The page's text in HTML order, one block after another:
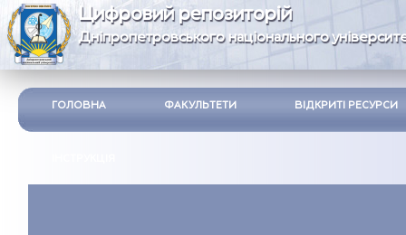
Цифровий репозиторій
Дніпропетровського національного
ГОЛОВНА ФАКУЛЬТЕТИ ВІДКРИТІ РЕСУРСИ